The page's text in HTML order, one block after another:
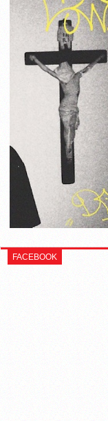
FACEBOOK